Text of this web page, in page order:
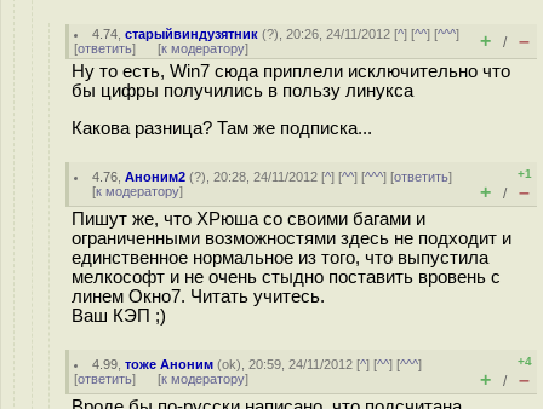
4.74 ,старыйвиндузятник (?), 20:26, 24/11/2012 [^] [^^] [^^^]
[ответить] [к модератору] + / –
Ну то есть, Win7 сюда приплели исключительно что
бы цифры получились в пользу линукса
Какова разница? Там же подписка...
4.76 ,Аноним2 (?), 20:28, 24/11/2012 [^] [^^] [^^^] [ответить]
[к модератору]
+1
+ / –
Пишут же, что ХРюша со своими багами и
ограниченными возможностями здесь не подходит и
единственное нормальное из того, что выпустила
мелкософт и не очень стыдно поставить вровень с
линем Окно7. Читать учитесь.
Ваш КЭП ;)
4.99 ,тоже Аноним (ok), 20:59, 24/11/2012 [^] [^^] [^^^]
[ответить] [к модератору]
+4
+ / –